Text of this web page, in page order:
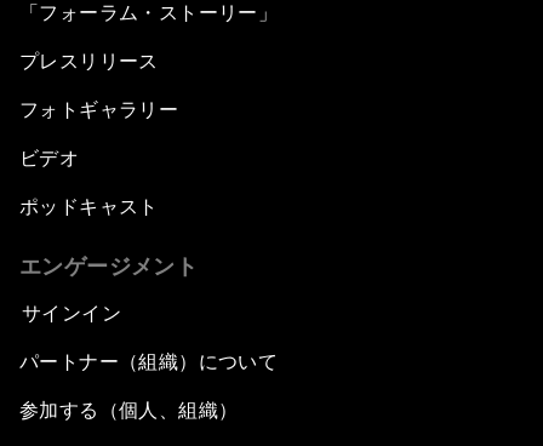
「フォーラム・ストーリー」
プレスリリース
フォトギャラリー
ビデオ
ポッドキャスト
エンゲージメント
サインイン
パートナー（組織）について
参加する（個人、組織）